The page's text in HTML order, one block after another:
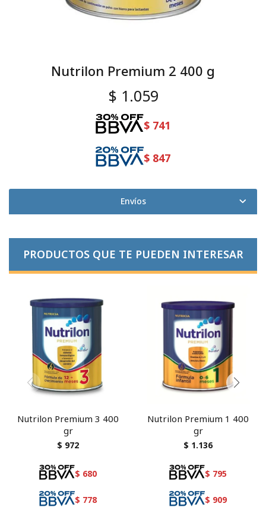
Nutrilon Premium 2 400 g
$ 1.059
$ 741
$ 847
Envíos
PRODUCTOS QUE TE PUEDEN INTERESAR
Nutrilon Premium 3 400
gr
$ 972
$ 680
$ 778
Nutrilon Premium 1 400
gr
$ 1.136
$ 795
$ 909